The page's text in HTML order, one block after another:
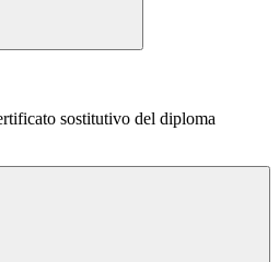
sostitutivo del diploma